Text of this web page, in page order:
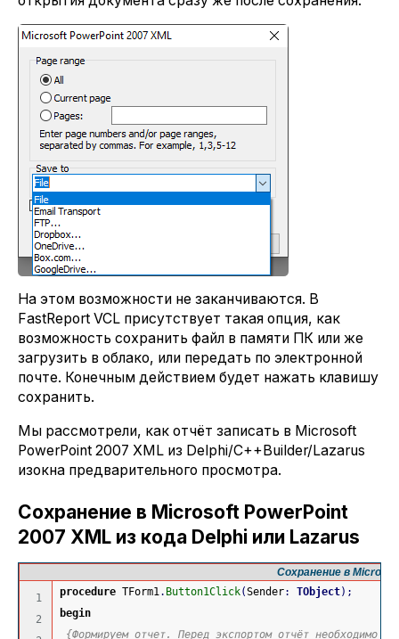
На этом возможности не заканчиваются. В
FastReport VCL присутствует такая опция, как
возможность сохранить файл в памяти ПК или же
загрузить в облако, или передать по электронной
почте. Конечным действием будет нажать клавишу
сохранить.
Мы рассмотрели, как отчёт записать в Microsoft
PowerPoint 2007 XML из Delphi/C++Builder/Lazarus
изокна предварительного просмотра.
Сохранение в Microsoft PowerPoint
2007 XML из кода Delphi или Lazarus
Сохранение в
1
2
procedure TForm1. Button1Click(Sender: TObject) ;
begin
{Формируем отчет. Перед экспортом отчёт необходимо